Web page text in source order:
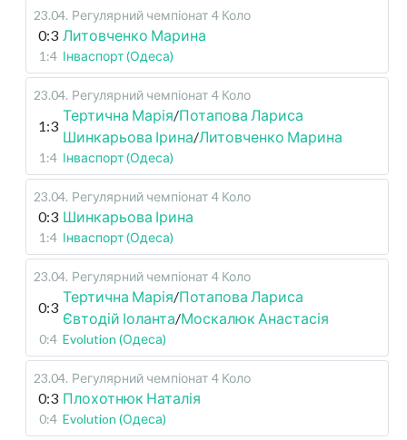
23.04. Регулярний чемпіонат 4 Коло
0:3 Литовченко Марина
1:4 Інваспорт (Одеса)
23.04. Регулярний чемпіонат 4 Коло
1:3
Тертична Марія/Потапова Лариса
Шинкарьова Ірина/Литовченко Марина
1:4 Інваспорт (Одеса)
23.04. Регулярний чемпіонат 4 Коло
0:3 Шинкарьова Ірина
1:4 Інваспорт (Одеса)
23.04. Регулярний чемпіонат 4 Коло
0:3
Тертична Марія/Потапова Лариса
Євтодій Іоланта/Москалюк Анастасія
0:4 Evolution (Одеса)
23.04. Регулярний чемпіонат 4 Коло
0:3 Плохотнюк Наталія
0:4 Evolution (Одеса)